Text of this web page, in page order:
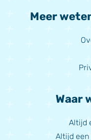
Meer
Waar
Altijd
Altijd